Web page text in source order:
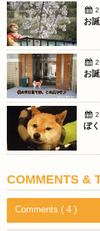
お
お
ぼ
COMMENTS &
Comments ( 4 )